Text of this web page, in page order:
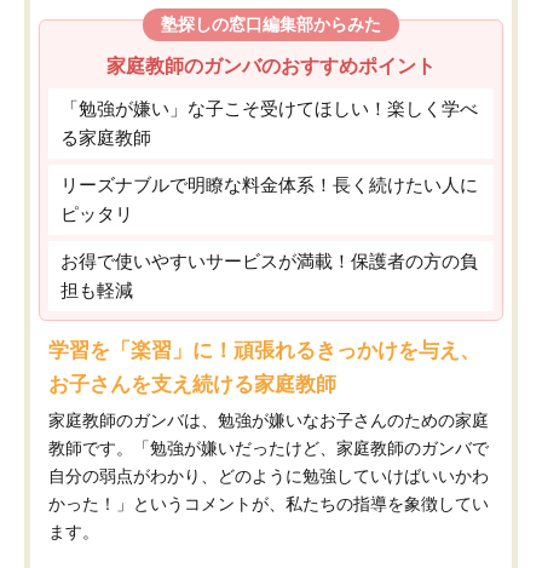
塾探しの窓口編集部からみた
家庭教師のガンバのおすすめポイント
「勉強が嫌い」な子こそ受けてほしい！楽しく学べ
る家庭教師
リーズナブルで明瞭な料金体系！長く続けたい人に
ピッタリ
お得で使いやすいサービスが満載！保護者の方の負
担も軽減
学習を「楽習」に！頑張れるきっかけを与え、
お子さんを支え続ける家庭教師
家庭教師のガンバは、勉強が嫌いなお子さんのための家庭
教師です。「勉強が嫌いだったけど、家庭教師のガンバで
自分の弱点がわかり、どのように勉強していけばいいかわ
かった！」というコメントが、私たちの指導を象徴してい
ます。